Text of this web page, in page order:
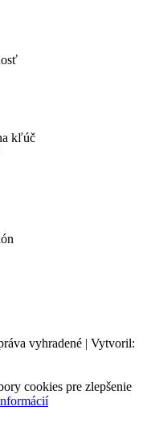
kľúč
vyhradené | Vytvoril:
cookies pre zlepšenie